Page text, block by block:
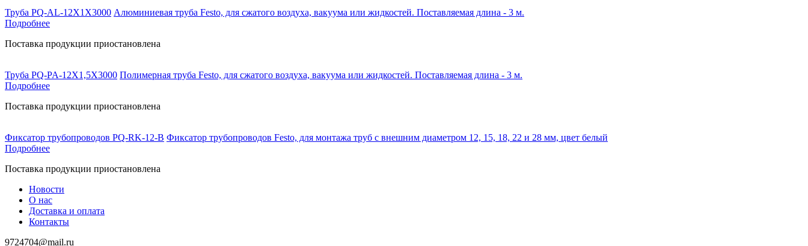
Труба PQ-AL-12X1X3000 Алюминиевая труба Festo, для сжатого воздуха, вакуума или жидкостей. Поставляемая длина - 3 м.
Подробнее
Поставка продукции приостановлена
Труба PQ-PA-12X1,5X3000 Полимерная труба Festo, для сжатого воздуха, вакуума или жидкостей. Поставляемая длина - 3 м.
Подробнее
Поставка продукции приостановлена
Фиксатор трубопроводов PQ-RK-12-B Фиксатор трубопроводов Festo, для монтажа труб с внешним диаметром 12, 15, 18, 22 и 28 мм, цвет белый
Подробнее
Поставка продукции приостановлена
Новости
О нас
Доставка и оплата
Контакты
9724704@mail.ru